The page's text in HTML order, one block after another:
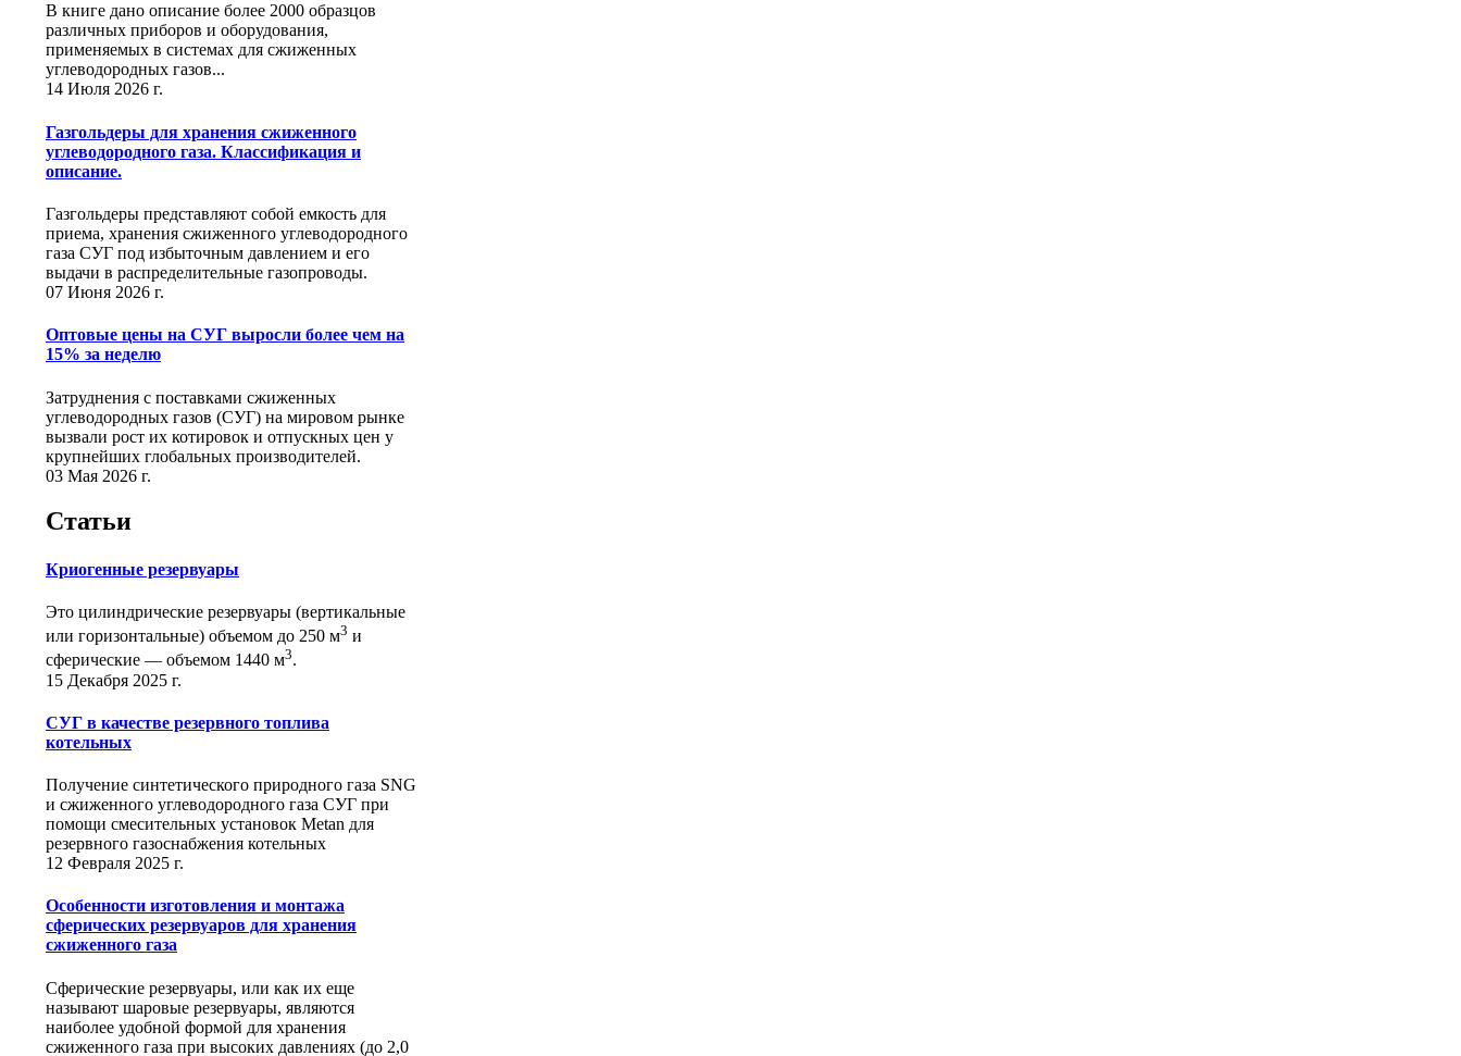
В книге дано описание более 2000 образцов
различных приборов и оборудования,
применяемых в системах для сжиженных
углеводородных газов...
14 Июля 2026 г.
Газгольдеры для хранения сжиженного
углеводородного газа. Классификация и
описание.
Газгольдеры представляют собой емкость для
приема, хранения сжиженного углеводородного
газа СУГ под избыточным давлением и его
выдачи в распределительные газопроводы.
07 Июня 2026 г.
Оптовые цены на СУГ выросли более чем на
15% за неделю
Затруднения с поставками сжиженных
углеводородных газов (СУГ) на мировом рынке
вызвали рост их котировок и отпускных цен у
крупнейших глобальных производителей.
03 Мая 2026 г.
Статьи
Криогенные резервуары
Это цилиндрические резервуары (вертикальные
или горизонтальные) объемом до 250 м3 и
сферические ― объемом 1440 м3.
15 Декабря 2025 г.
СУГ в качестве резервного топлива
котельных
Получение синтетического природного газа SNG
и сжиженного углеводородного газа СУГ при
помощи смесительных установок Metan для
резервного газоснабжения котельных
12 Февраля 2025 г.
Особенности изготовления и монтажа
сферических резервуаров для хранения
сжиженного газа
Сферические резервуары, или как их еще
называют шаровые резервуары, являются
наиболее удобной формой для хранения
сжиженного газа при высоких давлениях (до 2,0